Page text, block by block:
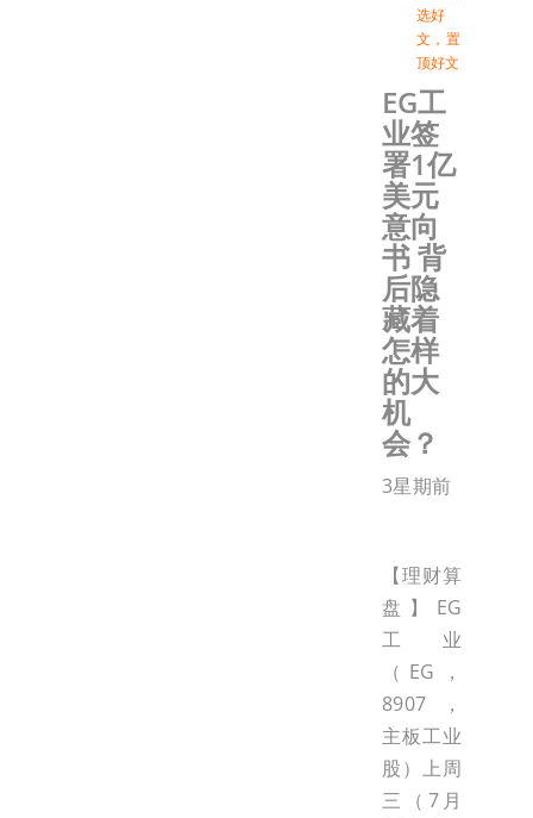
选好
文 ， 置
顶好文
EG工
业签
署1亿
美元
意向
书 背
后隐
藏着
怎样
的大
机
会？
3星期前
【理财算
盘】EG
工业
（EG，
8907，
主板工业
股）上周
三（7月